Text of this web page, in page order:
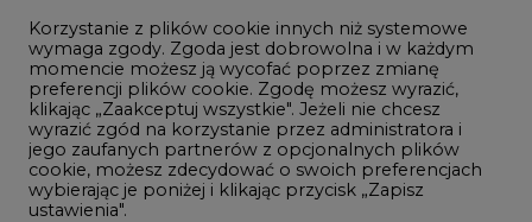
Innowacje i AI
Telekomunikacja i IT
Handel emisjami CO2
Wodór
Górnictwo
Korzystanie z plików cookie innych niż systemowe
wymaga zgody. Zgoda jest dobrowolna i w każdym
momencie możesz ją wycofać poprzez zmianę
preferencji plików cookie. Zgodę możesz wyrazić,
klikając „Zaakceptuj wszystkie". Jeżeli nie chcesz
wyrazić zgód na korzystanie przez administratora i
jego zaufanych partnerów z opcjonalnych plików
cookie, możesz zdecydować o swoich preferencjach
wybierając je poniżej i klikając przycisk „Zapisz
ustawienia".